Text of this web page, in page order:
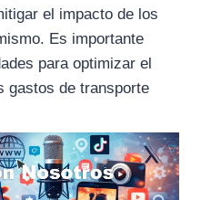
el impacto de los
Es importante
para optimizar el
gastos de transporte